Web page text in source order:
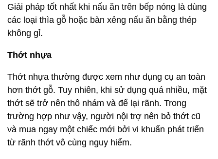
Giải pháp tốt nhất khi nấu ăn trên bếp nóng là dùng
các loại thìa gỗ hoặc bàn xẻng nấu ăn bằng thép
không gỉ.
Thớt nhựa
Thớt nhựa thường được xem như dụng cụ an toàn
hơn thớt gỗ. Tuy nhiên, khi sử dụng quá nhiều, mặt
thớt sẽ trở nên thô nhám và để lại rãnh. Trong
trường hợp như vậy, người nội trợ nên bỏ thớt cũ
và mua ngay một chiếc mới bởi vi khuẩn phát triển
từ rãnh thớt vô cùng nguy hiểm.